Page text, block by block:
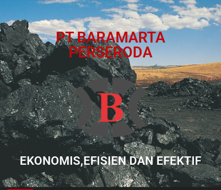
PT BARAMARTA
PERSERODA
EKONOMIS,EFISIEN DAN EFEKTIF